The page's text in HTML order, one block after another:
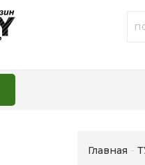
Главная